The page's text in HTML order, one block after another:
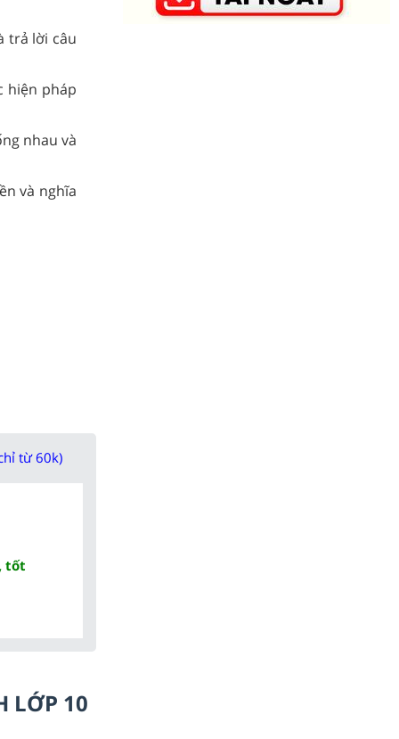
trả lời câu
hiện pháp
nhau và
và nghĩa
từ 60k)
tốt
LỚP 10